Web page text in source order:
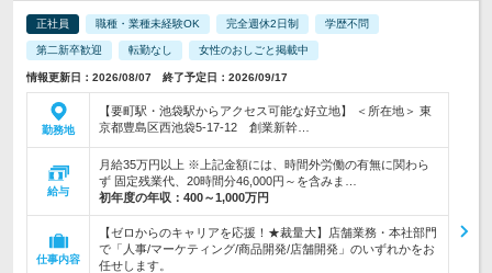
正社員 職種・業種未経験OK 完全週休2日制 学歴不問
第二新卒歓迎 転勤なし 女性のおしごと掲載中
情報更新日：2026/08/07 終了予定日：2026/09/17
勤務地
【要町駅・池袋駅からアクセス可能な好立地】 ＜所在地＞ 東
京都豊島区西池袋5-17-12 創業新幹…
給与
月給35万円以上 ※上記金額には、時間外労働の有無に関わら
ず 固定残業代、20時間分46,000円～を含みま…
初年度の年収： 400～1,000万円
仕事内容
【ゼロからのキャリアを応援！★裁量大】店舗業務・本社部門
で「人事/マーケティング/商品開発/店舗開発」のいずれかをお
任せします。